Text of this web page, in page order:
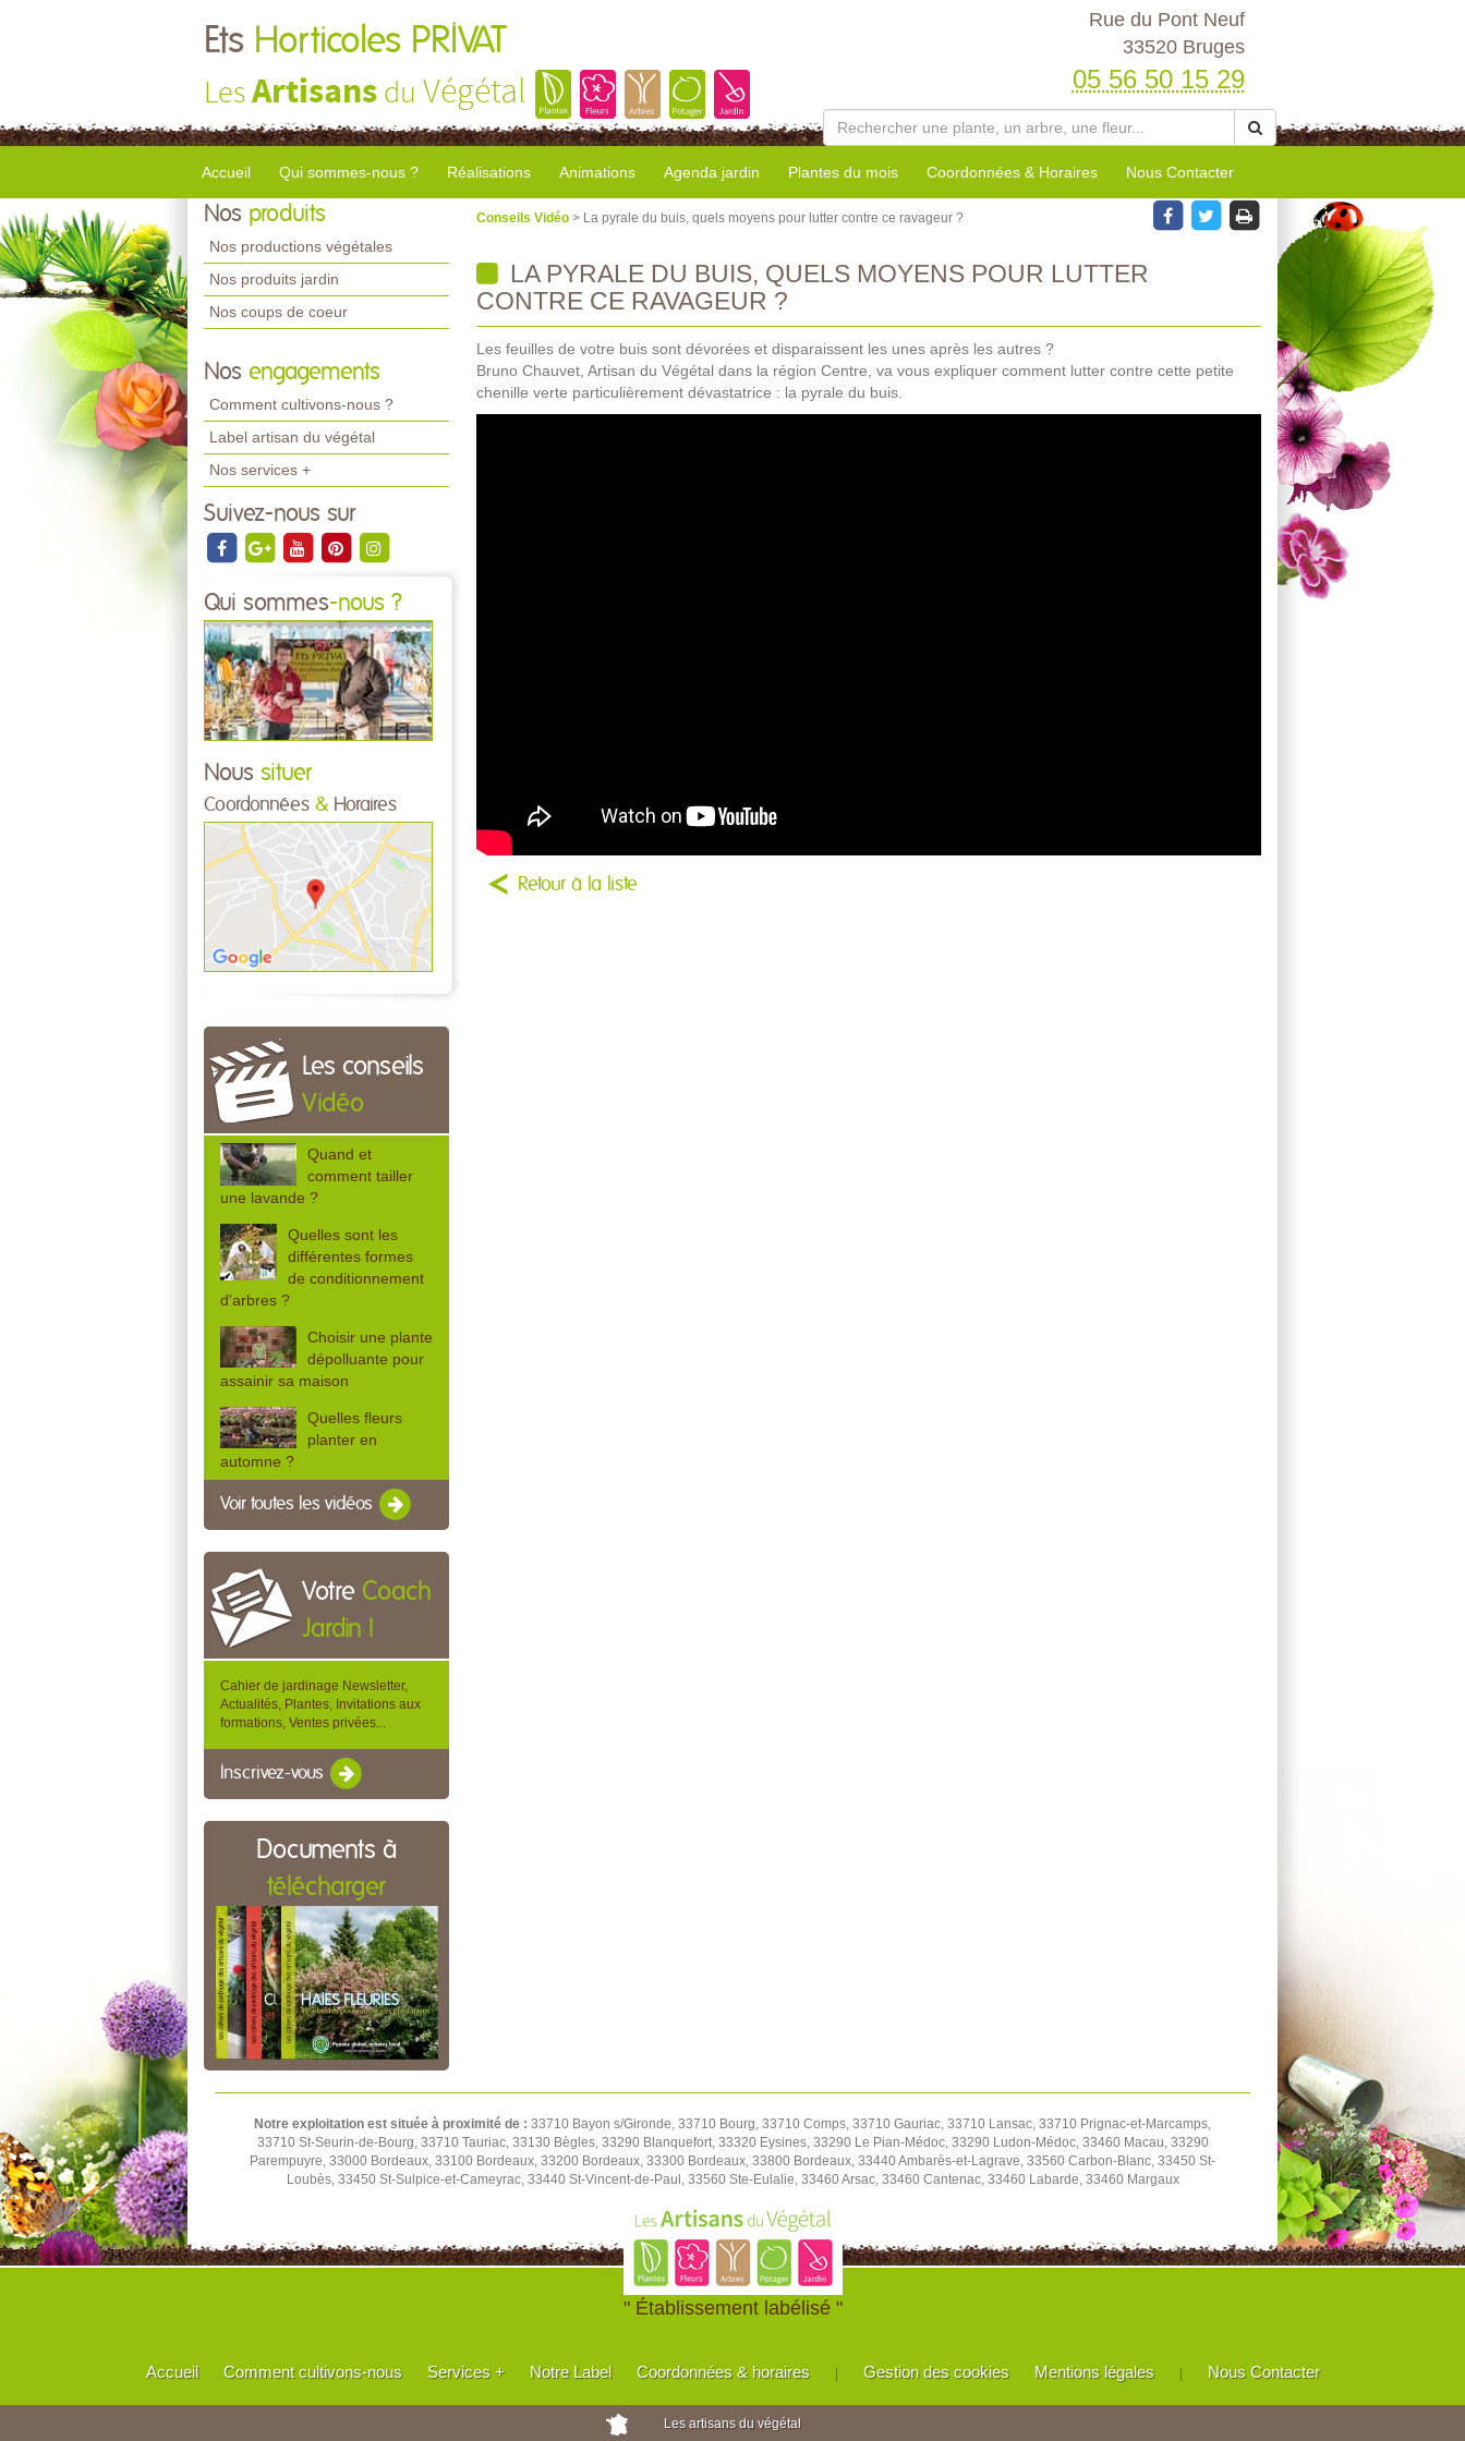
Ets Horticoles PRIVAT
LesArtisans du Végétal
Rue du Pont Neuf
33520 Bruges
05 56 50 15 29
Accueil Qui sommes-nous ? Réalisations Animations Agenda jardin Plantes du mois Coordonnées & Horaires Nous Contacter
Nos produits
Nos productions végétales
Nos produits jardin
Nos coups de coeur
Nos engagements
Comment cultivons-nous ?
Label artisan du végétal
Nos services +
Suivez-nous sur
Qui sommes-nous ?
Nous situer
Coordonnées & Horaires
Les conseils
Vidéo
Quand et
comment tailler
une lavande ?
Quelles sont les
différentes formes
de conditionnement
d'arbres ?
Choisir une plante
dépolluante pour
assainir sa maison
Quelles fleurs
planter en
automne ?
Voir toutes les vidéos
Votre Coach
Jardin !
Cahier de jardinage Newsletter,
Actualités, Plantes, Invitations aux
formations, Ventes privées...
Inscrivez-vous
Documents à
télécharger
Conseils Vidéo > La pyrale du buis, quels moyens pour lutter contre ce ravageur ?
LA PYRALE DU BUIS, QUELS MOYENS POUR LUTTER
CONTRE CE RAVAGEUR ?
Les feuilles de votre buis sont dévorées et disparaissent les unes après les autres ?
Bruno Chauvet, Artisan du Végétal dans la région Centre, va vous expliquer comment lutter contre cette petite
chenille verte particulièrement dévastatrice : la pyrale du buis.
Retour à la liste
Notre exploitation est située à proximité de : 33710 Bayon s/Gironde, 33710 Bourg, 33710 Comps, 33710 Gauriac, 33710 Lansac, 33710 Prignac-et-Marcamps,
33710 St-Seurin-de-Bourg, 33710 Tauriac, 33130 Bègles, 33290 Blanquefort, 33320 Eysines, 33290 Le Pian-Médoc, 33290 Ludon-Médoc, 33460 Macau, 33290
Parempuyre, 33000 Bordeaux, 33100 Bordeaux, 33200 Bordeaux, 33300 Bordeaux, 33800 Bordeaux, 33440 Ambarès-et-Lagrave, 33560 Carbon-Blanc, 33450 St-
Loubès, 33450 St-Sulpice-et-Cameyrac, 33440 St-Vincent-de-Paul, 33560 Ste-Eulalie, 33460 Arsac, 33460 Cantenac, 33460 Labarde, 33460 Margaux
" Établissement labélisé "
Accueil Comment cultivons-nous Services + Notre Label Coordonnées & horaires | Gestion des cookies Mentions légales | Nous Contacter
Les artisans du végétal